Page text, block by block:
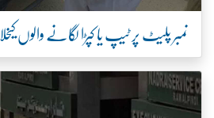
نمبر پلیٹ پر ٹیپ یا کپڑا لگانے والوں